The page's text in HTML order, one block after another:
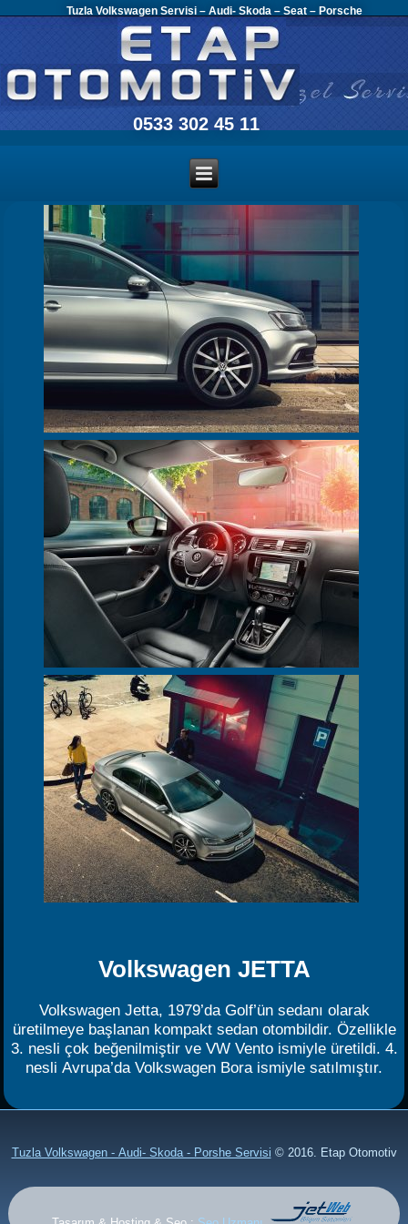
Tuzla Volkswagen Servisi – Audi- Skoda – Seat – Porsche
0533 302 45 11
Volkswagen JETTA
Volkswagen Jetta, 1979’da Golf’ün sedanı olarak
üretilmeye başlanan kompakt sedan otombildir. Özellikle
3. nesli çok beğenilmiştir ve VW Vento ismiyle üretildi. 4.
nesli Avrupa’da Volkswagen Bora ismiyle satılmıştır.
Tuzla Volkswagen - Audi- Skoda - Porshe Servisi © 2016. Etap Otomotiv